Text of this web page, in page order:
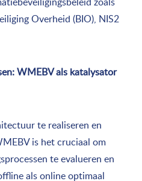
Overheid (BIO), NIS2
WMEBV als katalysator
te realiseren en
is het cruciaal om
te evalueren en
als online optimaal